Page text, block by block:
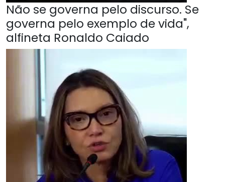
Não se governa pelo discurso. Se
governa pelo exemplo de vida",
alfineta Ronaldo Caiado